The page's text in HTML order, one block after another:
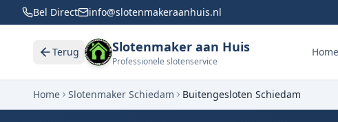
Bel Direct info@slotenmakeraanhuis.nl
Terug Slotenmaker aan Huis
Professionele slotenservice
Home
Home Slotenmaker Schiedam Buitengesloten Schiedam